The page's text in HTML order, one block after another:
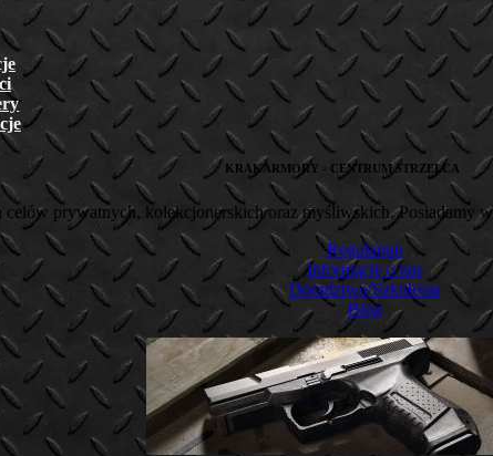
KRAKARMORY - CENTRUM STRZELCA
celów prywatnych, kolekcjonerskich oraz myśliwskich. Posiadamy
Regulamin
Informacje o nas
Doradztwo/Szkolenia
Blog